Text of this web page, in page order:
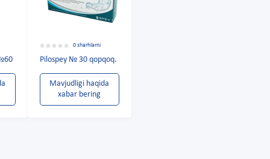
0 sharhlarni
Pilospey № 30 qopqoq.
Mavjudligi haqida
xabar bering